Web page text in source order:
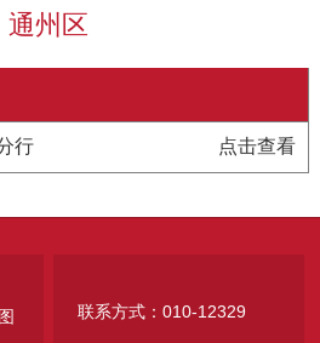
通州区
行 点击查看
联系方式：010-12329